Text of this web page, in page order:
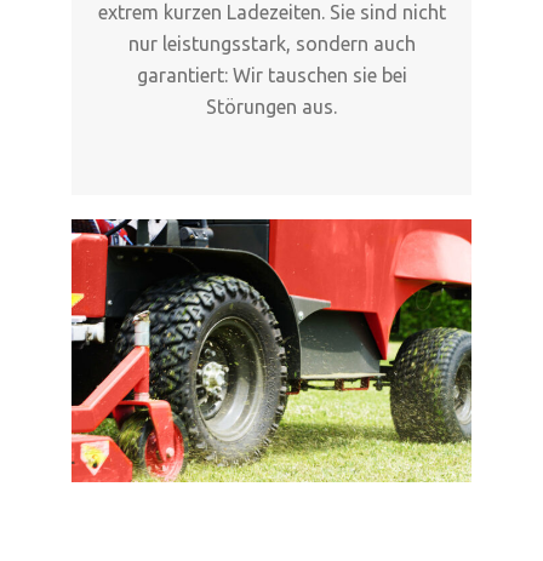
extrem kurzen Ladezeiten. Sie sind nicht
nur leistungsstark, sondern auch
garantiert: Wir tauschen sie bei
Störungen aus.